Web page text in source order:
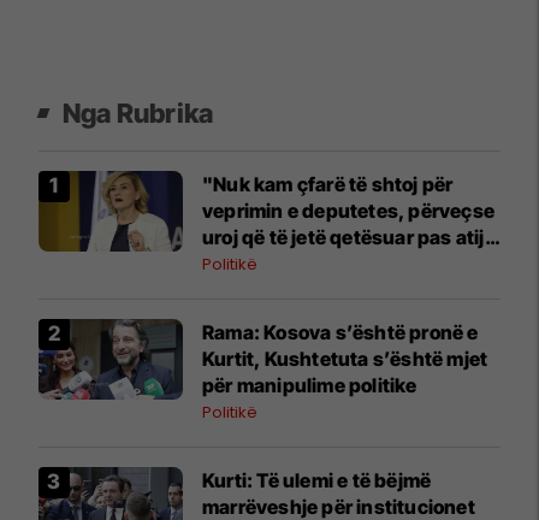
Nga Rubrika
"Nuk kam çfarë të shtoj për
veprimin e deputetes, përveçse
uroj që të jetë qetësuar pas atij
momenti", reagon Kusari-Lila
Politikë
​Rama: Kosova s’është pronë e
Kurtit, Kushtetuta s’është mjet
për manipulime politike
Politikë
Kurti: Të ulemi e të bëjmë
marrëveshje për institucionet